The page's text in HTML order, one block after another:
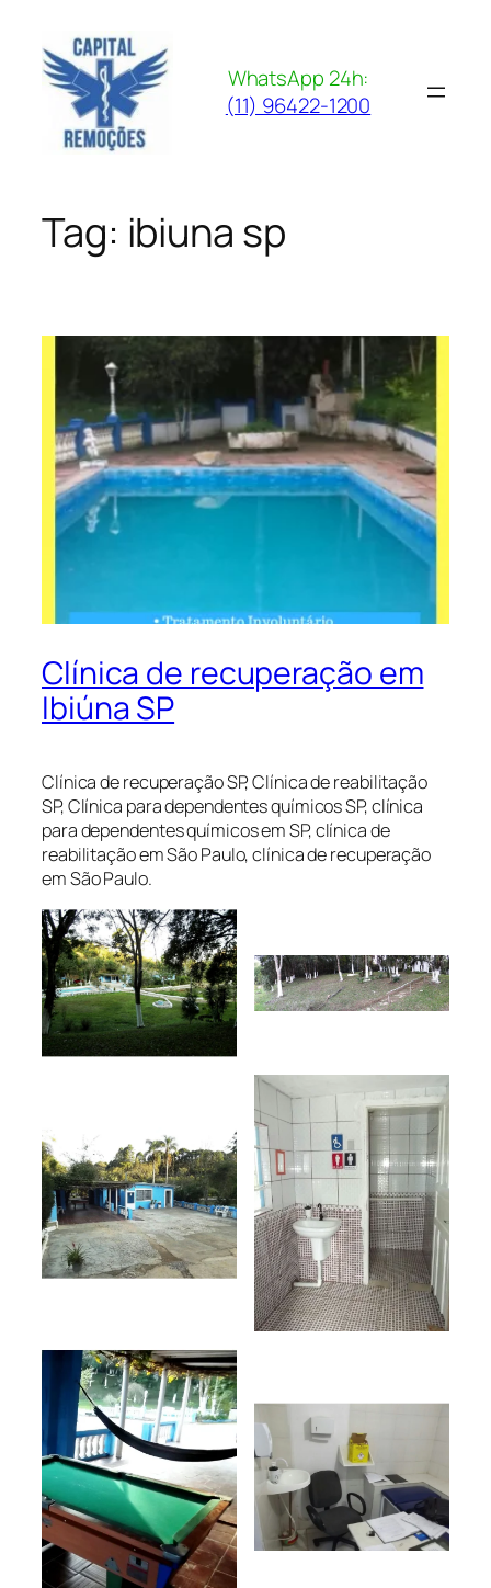
para
conteúdo
WhatsApp 24h:
(11) 96422-1200
Tag: ibiuna sp
Clínica de recuperação em
Ibiúna SP
Clínica de recuperação SP, Clínica de reabilitação
SP, Clínica para dependentes químicos SP, clínica
para dependentes químicos em SP, clínica de
reabilitação em São Paulo, clínica de recuperação
em São Paulo.